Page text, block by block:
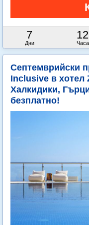
7
Дни
12
Часа
Септемврийски
Inclusive в хотел
Халкидики,
безплатно!